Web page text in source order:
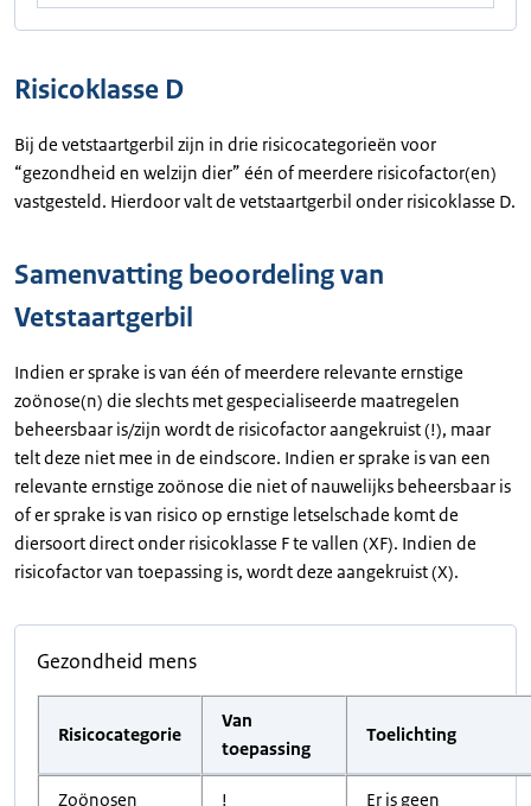
Risicoklasse D
Bij de vetstaartgerbil zijn in drie risicocategorieën voor
“gezondheid en welzijn dier” één of meerdere risicofactor(en)
vastgesteld. Hierdoor valt de vetstaartgerbil onder risicoklasse D.
Samenvatting beoordeling van
Vetstaartgerbil
Indien er sprake is van één of meerdere relevante ernstige
zoönose(n) die slechts met gespecialiseerde maatregelen
beheersbaar is/zijn wordt de risicofactor aangekruist (!), maar
telt deze niet mee in de eindscore. Indien er sprake is van een
relevante ernstige zoönose die niet of nauwelijks beheersbaar is
of er sprake is van risico op ernstige letselschade komt de
diersoort direct onder risicoklasse F te vallen (XF). Indien de
risicofactor van toepassing is, wordt deze aangekruist (X).
Gezondheid mens
Risicocategorie
Van
toepassing
Toelichting
Zoönosen
!
Er is geen